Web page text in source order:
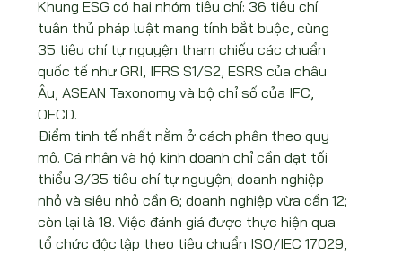
Khung ESG có hai nhóm tiêu chí: 36 tiêu chí
tuân thủ pháp luật mang tính bắt buộc, cùng
35 tiêu chí tự nguyện tham chiếu các chuẩn
quốc tế như GRI, IFRS S1/S2, ESRS của châu
Âu, ASEAN Taxonomy và bộ chỉ số của IFC,
OECD.
Điểm tinh tế nhất nằm ở cách phân theo quy
mô. Cá nhân và hộ kinh doanh chỉ cần đạt tối
thiểu 3/35 tiêu chí tự nguyện; doanh nghiệp
nhỏ và siêu nhỏ cần 6; doanh nghiệp vừa cần 12;
còn lại là 18. Việc đánh giá được thực hiện qua
tổ chức độc lập theo tiêu chuẩn ISO/IEC 17029,